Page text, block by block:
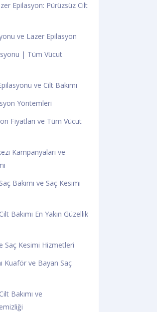
Epilasyon: Pürüzsüz Cilt
ve Lazer Epilasyon
| Tüm Vücut
ve Cilt Bakımı
Yöntemleri
Fiyatları ve Tüm Vücut
Kampanyaları ve
Bakımı ve Saç Kesimi
Bakımı En Yakın Güzellik
Saç Kesimi Hizmetleri
Kuaför ve Bayan Saç
Bakımı ve